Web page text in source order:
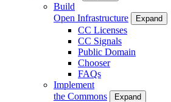
Build
Open Infrastructure
Expand
CC Licenses
CC Signals
Public Domain
Chooser
FAQs
Implement
the Commons
Expand